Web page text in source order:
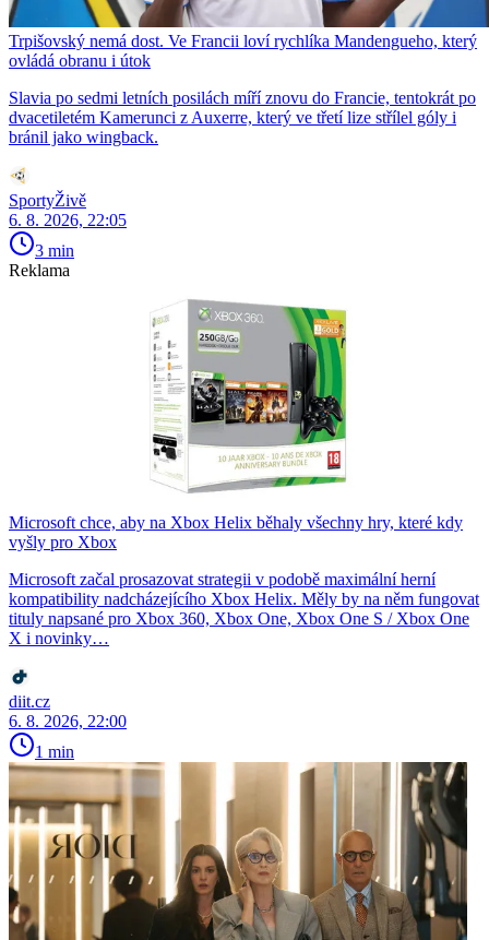
Trpišovský nemá dost. Ve Francii loví rychlíka Mandengueho, který
ovládá obranu i útok
Slavia po sedmi letních posilách míří znovu do Francie, tentokrát po
dvacetiletém Kamerunci z Auxerre, který ve třetí lize střílel góly i
bránil jako wingback.
SportyŽivě
6. 8. 2026, 22:05
3 min
Reklama
Microsoft chce, aby na Xbox Helix běhaly všechny hry, které kdy
vyšly pro Xbox
Microsoft začal prosazovat strategii v podobě maximální herní
kompatibility nadcházejícího Xbox Helix. Měly by na něm fungovat
tituly napsané pro Xbox 360, Xbox One, Xbox One S / Xbox One
X i novinky…
diit.cz
6. 8. 2026, 22:00
1 min